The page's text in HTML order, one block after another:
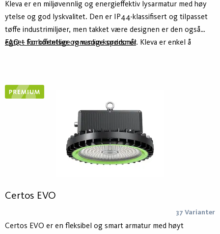
Kleva er en miljøvennlig og energieffektiv lysarmatur med høy
ytelse og god lyskvalitet. Den er IP44-klassifisert og tilpasset
tøffe industrimiljøer, men takket være designen er den også
egnet for offentlige rom som korridorer. Kleva er enkel å
FAQ – Forkortelser og vanlige spørsmål
Certos EVO
37 Varianter
Certos EVO er en fleksibel og smart armatur med høyt